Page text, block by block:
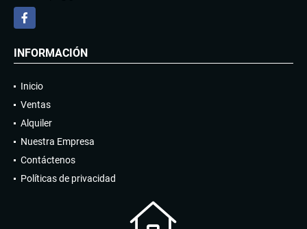
Facebook
INFORMACIÓN
Inicio
Ventas
Alquiler
Nuestra Empresa
Contáctenos
Políticas de privacidad